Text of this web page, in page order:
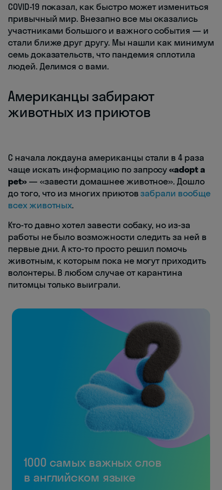
COVID-19 показал, как быстро может измениться
привычный мир. Внезапно все мы оказались
участниками большого и важного события — и
стали ближе друг другу. Мы нашли как минимум
семь доказательств, что пандемия сплотила
людей. Делимся с вами.
Американцы забирают
животных из приютов
С начала локдауна американцы стали в 4 раза
чаще искать информацию по запросу«adopt a
pet» — «завести домашнее животное». Дошло
до того, что из многих приютовзабрали вообще
всех животных.
Кто-то давно хотел завести собаку, но из-за
работы не было возможности следить за ней в
первые дни. А кто-то просто решил помочь
животным, к которым пока не могут приходить
волонтеры. В любом случае от карантина
питомцы только выиграли.
1000 самых важных слов
в английском языке